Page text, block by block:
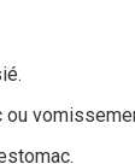
ou